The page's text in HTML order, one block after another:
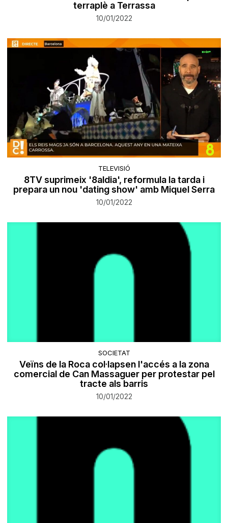
terraplè a Terrassa
10/01/2022
TELEVISIÓ
8TV suprimeix '8aldia', reformula la tarda i
prepara un nou 'dating show' amb Miquel Serra
10/01/2022
SOCIETAT
Veïns de la Roca col·lapsen l'accés a la zona
comercial de Can Massaguer per protestar pel
tracte als barris
10/01/2022